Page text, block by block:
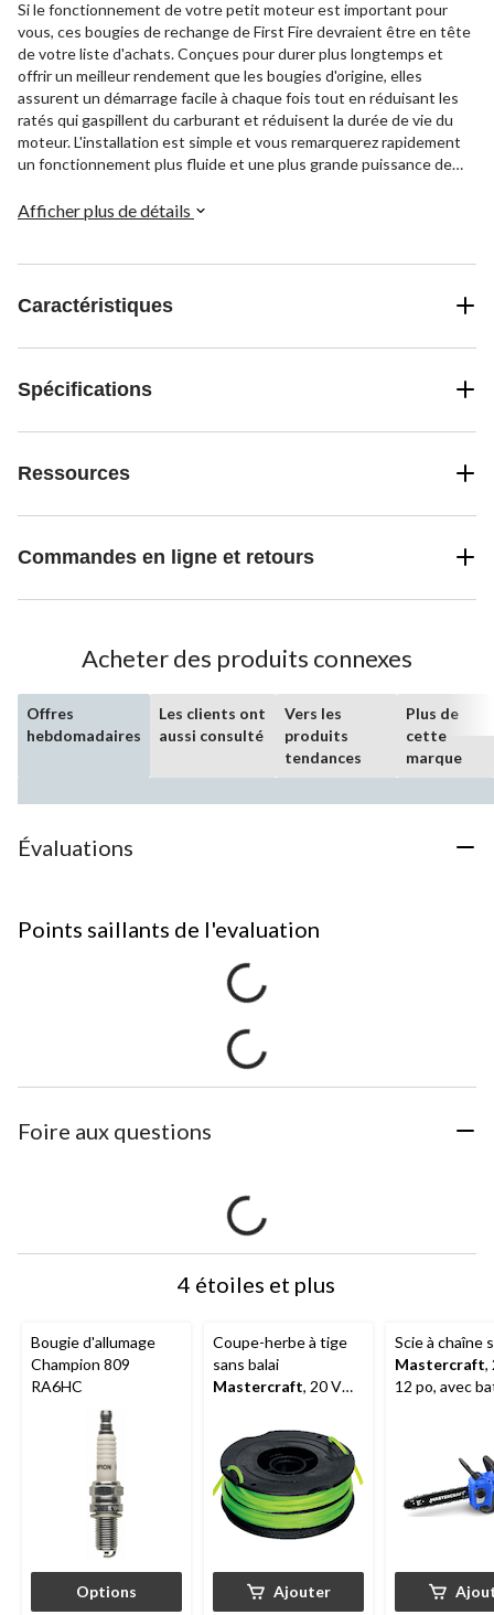
Si le fonctionnement de votre petit moteur est important pour
vous, ces bougies de rechange de First Fire devraient être en tête
de votre liste d'achats. Conçues pour durer plus longtemps et
offrir un meilleur rendement que les bougies d'origine, elles
assurent un démarrage facile à chaque fois tout en réduisant les
ratés qui gaspillent du carburant et réduisent la durée de vie du
moteur. L'installation est simple et vous remarquerez rapidement
un fonctionnement plus fluide et une plus grande puissance de
bougies pour votre tondeuse à gazon, votre tronçonneuse ou tout
Afficher plus de détails
Caractéristiques
Spécifications
Ressources
Commandes en ligne et retours
Acheter des produits connexes
Offres
hebdomadaires
Les clients ont
aussi consulté
Vers les
produits
tendances
Plus de
cette
marque
Évaluations
Points saillants de l'evaluation
Foire aux questions
4 étoiles et plus
Bougie d'allumage
Champion 809
RA6HC
Options
Coupe-herbe à tige
sans balai
Mastercraft, 20 V
Ajouter
Scie à chaîne
Mastercraft,
12 po, avec